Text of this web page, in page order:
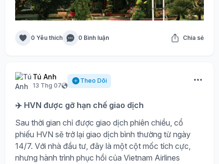
0 Yêu thích 0 Bình luận Chia sẻ
Tú Anh
13 Thg 07
Theo Dõi
✈️ HVN được gỡ hạn chế giao dịch
Sau thời gian chỉ được giao dịch phiên chiều, cổ
phiếu HVN sẽ trở lại giao dịch bình thường từ ngày
14/7. Với nhà đầu tư, đây là một cột mốc tích cực,
nhưng hành trình phục hồi của Vietnam Airlines